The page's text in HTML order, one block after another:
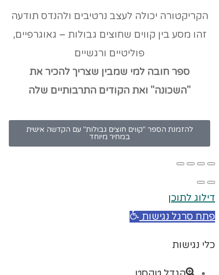
הקריקטורה יכולה לעצב נרטיבים ולהנדס תודעה
זהו מסע בין קווים שחוצים גבולות – גאוגרפיים,
פוליטיים ורגשיים
ספר חובה למי שמבין שצריך להכיר את
"השכונה" ואת הקודים התרבותיים שלה
להזמנת הספר "קווים חוצים גבולות" עם הקדשה אישית
במחיר מיוחד
דילוג לתוכן
פתח סרגל נגישות
כלי נגישות